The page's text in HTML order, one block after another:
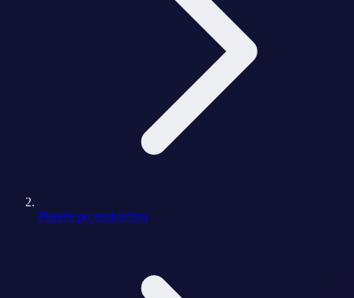
Planete po znakovima